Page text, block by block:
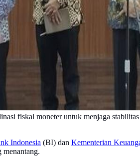
fiskal moneter untuk menjaga
Indonesia (BI) dan Kementerian